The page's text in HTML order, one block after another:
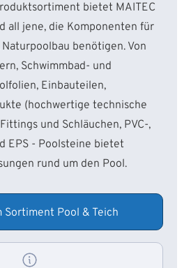
bietet MAITEC
all jene, die Komponenten für
benötigen. Von
Schwimmbad- und
Einbauteilen,
(hochwertige technische
und Schläuchen, PVC-,
EPS - Poolsteine bietet
rund um den Pool.
Sortiment Pool & Teich